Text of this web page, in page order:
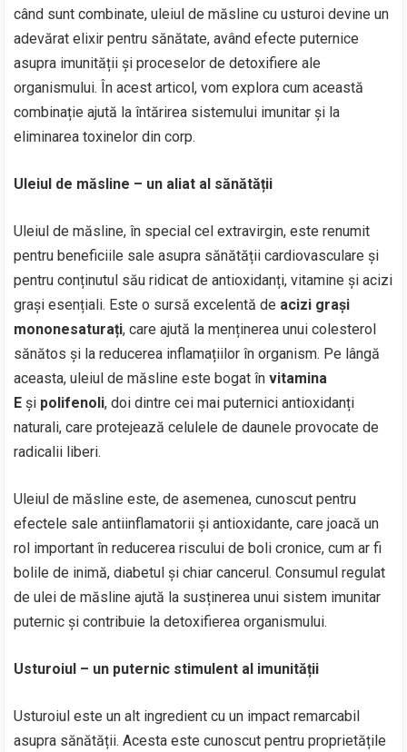
când sunt combinate, uleiul de măsline cu usturoi devine un
adevărat elixir pentru sănătate, având efecte puternice
asupra imunității și proceselor de detoxifiere ale
organismului. În acest articol, vom explora cum această
combinație ajută la întărirea sistemului imunitar și la
eliminarea toxinelor din corp.
Uleiul de măsline – un aliat al sănătății
Uleiul de măsline, în special cel extravirgin, este renumit
pentru beneficiile sale asupra sănătății cardiovasculare și
pentru conținutul său ridicat de antioxidanți, vitamine și acizi
grași esențiali. Este o sursă excelentă de acizi grași
mononesaturați, care ajută la menținerea unui colesterol
sănătos și la reducerea inflamațiilor în organism. Pe lângă
aceasta, uleiul de măsline este bogat învitamina
E și polifenoli, doi dintre cei mai puternici antioxidanți
naturali, care protejează celulele de daunele provocate de
radicalii liberi.
Uleiul de măsline este, de asemenea, cunoscut pentru
efectele sale antiinflamatorii și antioxidante, care joacă un
rol important în reducerea riscului de boli cronice, cum ar fi
bolile de inimă, diabetul și chiar cancerul. Consumul regulat
de ulei de măsline ajută la susținerea unui sistem imunitar
puternic și contribuie la detoxifierea organismului.
Usturoiul – un puternic stimulent al imunității
Usturoiul este un alt ingredient cu un impact remarcabil
asupra sănătății. Acesta este cunoscut pentru proprietățile